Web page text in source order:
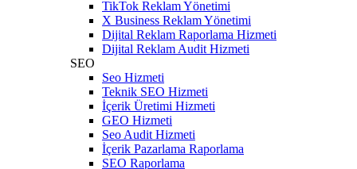
TikTok Reklam Yönetimi
X Business Reklam Yönetimi
Dijital Reklam Raporlama Hizmeti
Dijital Reklam Audit Hizmeti
SEO
Seo Hizmeti
Teknik SEO Hizmeti
İçerik Üretimi Hizmeti
GEO Hizmeti
Seo Audit Hizmeti
İçerik Pazarlama Raporlama
SEO Raporlama